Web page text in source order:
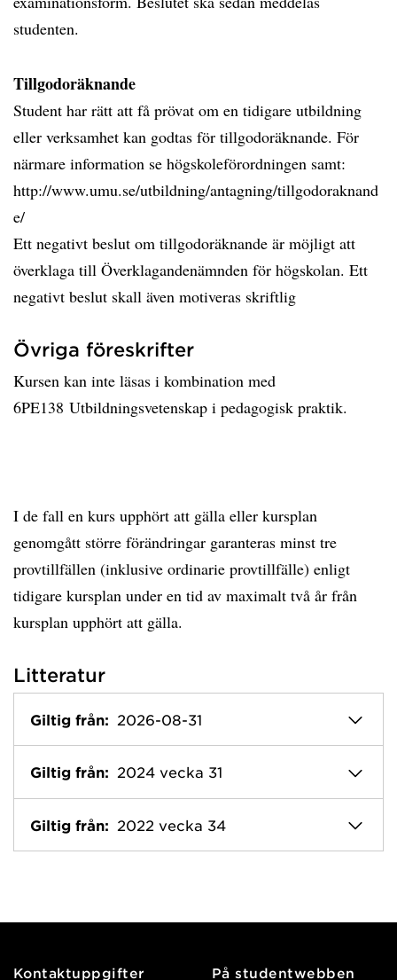
studenten.
Tillgodoräknande
Student har rätt att få prövat om en tidigare utbildning
eller verksamhet kan godtas för tillgodoräknande. För
närmare information se högskoleförordningen samt:
http://www.umu.se/utbildning/antagning/tillgodoraknand
e/
Ett negativt beslut om tillgodoräknande är möjligt att
överklaga till Överklagandenämnden för högskolan. Ett
negativt beslut skall även motiveras skriftlig
Övriga föreskrifter
Kursen kan inte läsas i kombination med
6PE138 Utbildningsvetenskap i pedagogisk praktik.
I de fall en kurs upphört att gälla eller kursplan
genomgått större förändringar garanteras minst tre
provtillfällen (inklusive ordinarie provtillfälle) enligt
tidigare kursplan under en tid av maximalt två år från
kursplan upphört att gälla.
Litteratur
Giltig från: 2026-08-31
Giltig från: 2024 vecka 31
Giltig från: 2022 vecka 34
Kontaktuppgifter På studentwebben